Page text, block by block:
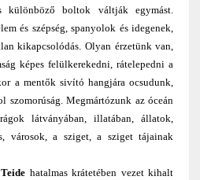
különböző boltok váltják egymást.
és szépség, spanyolok és idegenek,
kikapcsolódás. Olyan érzetünk van,
képes felülkerekedni, rátelepedni a
a mentők sivító hangjára ocsudunk,
Megmártózunk az óceán
látványában, illatában, állatok,
városok, a sziget, a sziget tájainak
Teide hatalmas krátetében vezet kihalt